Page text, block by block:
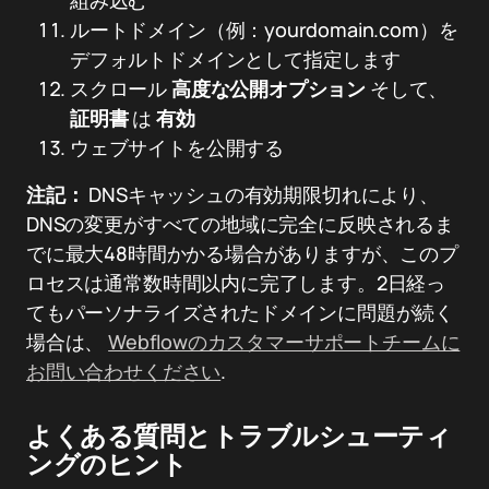
ルートドメイン（例：yourdomain.com）を
デフォルトドメインとして指定します
スクロール高度な公開オプション そして、
証明書は 有効
ウェブサイトを公開する
注記： DNSキャッシュの有効期限切れにより、
DNSの変更がすべての地域に完全に反映されるま
でに最大48時間かかる場合がありますが、このプ
ロセスは通常数時間以内に完了します。2日経っ
てもパーソナライズされたドメインに問題が続く
場合は、Webflowのカスタマーサポートチームに
お問い合わせください.
よくある質問とトラブルシューティ
ングのヒント